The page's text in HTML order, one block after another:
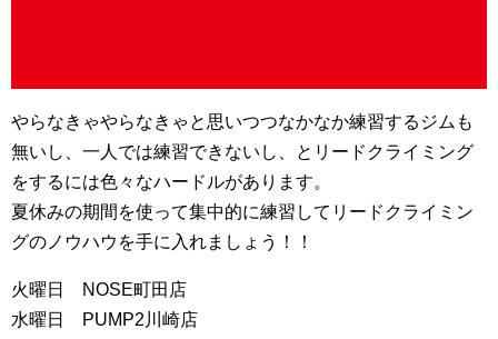
やらなきゃやらなきゃと思いつつなかなか練習するジムも
無いし、一人では練習できないし、とリードクライミング
をするには色々なハードルがあります。
夏休みの期間を使って集中的に練習してリードクライミン
グのノウハウを手に入れましょう！！
火曜日 NOSE町田店
水曜日 PUMP2川崎店